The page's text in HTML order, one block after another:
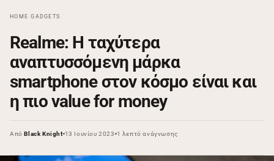
HOME ›GADGETS
Realme: Η ταχύτερα
αναπτυσσόμενη μάρκα
smartphone στον κόσμο είναι και
η πιο value for money
ΑπόBlack Knight 13 Ιουνίου 2023 1 λεπτό ανάγνωσης